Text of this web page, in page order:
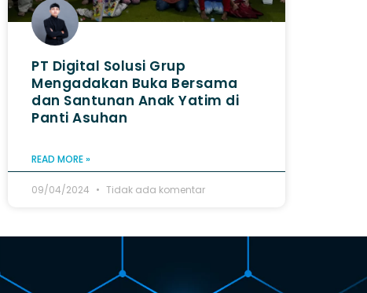
PT Digital Solusi Grup
Mengadakan Buka Bersama
dan Santunan Anak Yatim di
Panti Asuhan
READ MORE »
09/04/2024 Tidak ada komentar